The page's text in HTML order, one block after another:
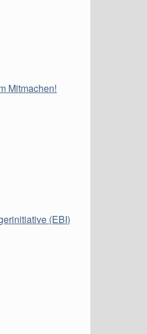
Mitmachen!
(EBI)